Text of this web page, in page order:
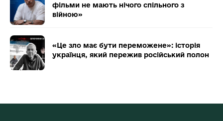
фільми не мають нічого спільного з
війною»
«Це зло має бути переможене»: історія
українця, який пережив російський полон